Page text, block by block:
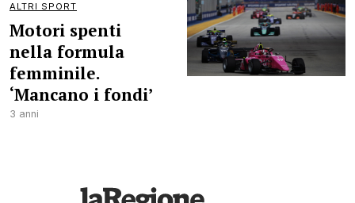
ALTRI SPORT
Motori spenti
nella formula
femminile.
‘Mancano i fondi’
3 anni